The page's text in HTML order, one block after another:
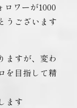
ワーが1000
うございます
ますが、変わ
を目指して精
ます️